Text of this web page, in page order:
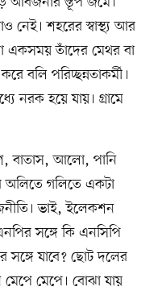
নেই। শহরের স্বাস্থ্য আর
একসময় তাঁদের মেথর বা
বলি পরিচ্ছন্নতাকর্মী।
নরক হয়ে যায়। গ্রামে
বাতাস, আলো, পানি
গলিতে একটা
ভাই, ইলেকশন
সঙ্গে কি এনসিপি
সঙ্গে যাবে? ছোট দলের
মেপে। বোঝা যায়